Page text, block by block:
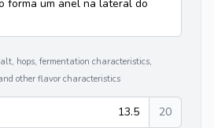
forma um anel na lateral do
hops, fermentation characteristics,
other flavor characteristics
13.5 20